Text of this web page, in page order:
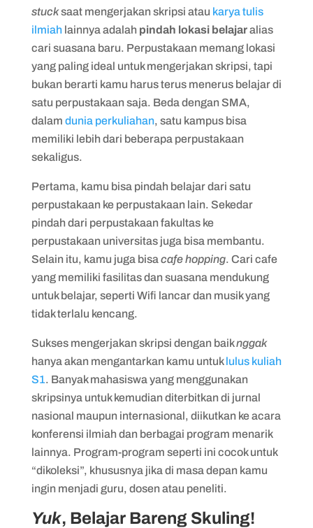
stucksaat mengerjakan skripsi atau karya tulis
ilmiahlainnya adalah pindah lokasi belajaralias
cari suasana baru. Perpustakaan memang lokasi
yang paling ideal untuk mengerjakan skripsi, tapi
bukan berarti kamu harus terus menerus belajar di
satu perpustakaan saja. Beda dengan SMA,
dalam dunia perkuliahan, satu kampus bisa
memiliki lebih dari beberapa perpustakaan
sekaligus.
Pertama, kamu bisa pindah belajar dari satu
perpustakaan ke perpustakaan lain. Sekedar
pindah dari perpustakaan fakultas ke
perpustakaan universitas juga bisa membantu.
Selain itu, kamu juga bisa cafe hopping. Cari cafe
yang memiliki fasilitas dan suasana mendukung
untuk belajar, seperti Wifi lancar dan musik yang
tidak terlalu kencang.
Sukses mengerjakan skripsi dengan baiknggak
hanya akan mengantarkan kamu untuklulus kuliah
S1. Banyak mahasiswa yang menggunakan
skripsinya untuk kemudian diterbitkan di jurnal
nasional maupun internasional, diikutkan ke acara
konferensi ilmiah dan berbagai program menarik
lainnya. Program-program seperti ini cocok untuk
“dikoleksi”, khususnya jika di masa depan kamu
ingin menjadi guru, dosen atau peneliti.
Yuk, Belajar Bareng Skuling!